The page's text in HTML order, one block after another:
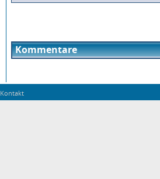
Kommentare
Kontakt